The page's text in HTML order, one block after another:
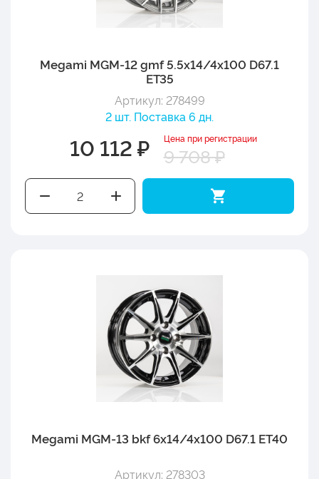
Megami MGM-12 gmf 5.5x14/4x100 D67.1
ET35
Артикул: 278499
2 шт. Поставка 6 дн.
10 112 ₽ Цена при регистрации
9 708 ₽
Megami MGM-13 bkf 6x14/4x100 D67.1 ET40
Артикул: 278303